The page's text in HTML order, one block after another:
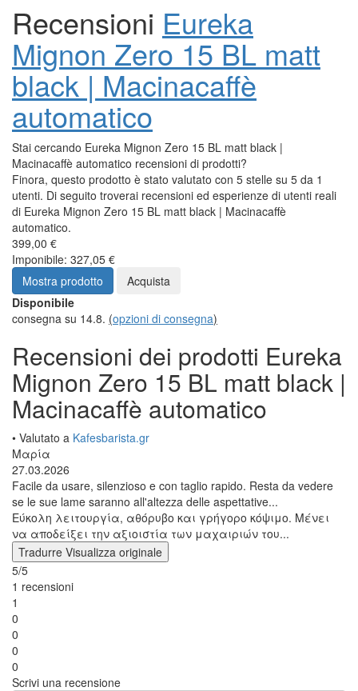
Recensioni Eureka
Mignon Zero 15 BL matt
black | Macinacaffè
automatico
Stai cercando Eureka Mignon Zero 15 BL matt black |
Macinacaffè automatico recensioni di prodotti?
Finora, questo prodotto è stato valutato con 5 stelle su 5 da 1
utenti. Di seguito troverai recensioni ed esperienze di utenti reali
di Eureka Mignon Zero 15 BL matt black | Macinacaffè
automatico.
399,00 €
Imponibile: 327,05 €
Mostra prodotto
Acquista
Disponibile
consegna su 14.8. (opzioni di consegna)
Recensioni dei prodotti Eureka
Mignon Zero 15 BL matt black |
Macinacaffè automatico
• Valutato a Kafesbarista.gr
Μαρία
27.03.2026
Facile da usare, silenzioso e con taglio rapido. Resta da vedere
se le sue lame saranno all'altezza delle aspettative...
Εύκολη λειτουργία, αθόρυβο και γρήγορο κόψιμο. Μένει
να αποδείξει την αξιοιστία των μαχαιριών του...
Tradurre Visualizza originale
5/5
1 recensioni
1
0
0
0
0
Scrivi una recensione